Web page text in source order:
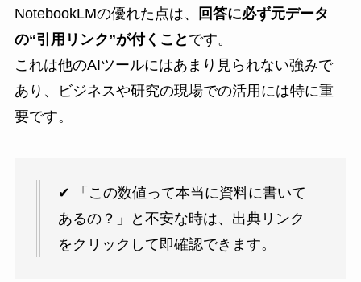
NotebookLMの優れた点は、
回答に必ず元データ
の“引用リンク”が付くこと です。
これは他のAIツールにはあまり見られない強みで
あり、ビジネスや研究の現場での活用には特に重
要です。
✔ 「この数値って本当に資料に書いて
あるの？」と不安な時は、出典リンク
をクリックして即確認できます。